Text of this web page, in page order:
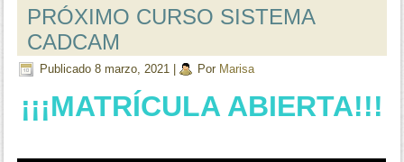
PRÓXIMO CURSO SISTEMA
CADCAM
Publicado 8 marzo, 2021 Por Marisa
¡¡¡MATRÍCULA ABIERTA!!!